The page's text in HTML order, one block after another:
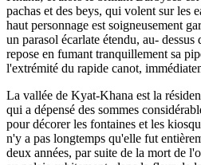
pachas et des beys, qui volent sur les
haut personnage est soigneusement
un parasol écarlate étendu, au- dessus
repose en fumant tranquillement sa
l'extrémité du rapide canot,
La vallée de Kyat-Khana est la
qui a dépensé des sommes
pour décorer les fontaines et les
n'y a pas longtemps qu'elle fut
deux années, par suite de la mort de